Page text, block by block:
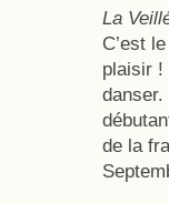
La
C’est
plaisir !
de la